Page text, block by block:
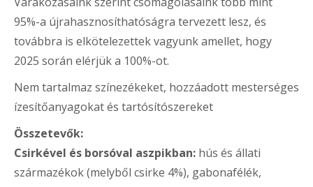
95%-a újrahasznosíthatóságra tervezett lesz, és
továbbra is elkötelezettek vagyunk amellet, hogy
2025 során elérjük a 100%-ot.
Nem tartalmaz színezékeket, hozzáadott mesterséges
ízesítőanyagokat és tartósítószereket
Összetevők:
Csirkével és borsóval aszpikban: hús és állati
származékok (melyből csirke 4%), gabonafélék,